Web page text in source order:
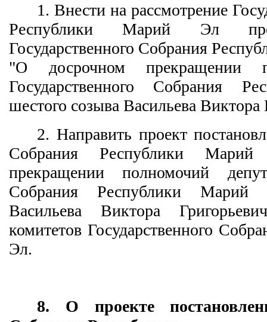
1. Внести на рассмотрение
Республики Марий Эл
Государственного Собрания
"О досрочном прекращении
Государственного Собрания
шестого созыва Васильева Виктора
2. Направить проект
Собрания Республики
прекращении полномочий
Собрания Республики Марий
Васильева Виктора
комитетов Государственного
Эл.
8. О проекте